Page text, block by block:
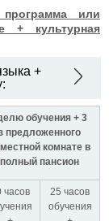
или
+ культурная
+
обучения + 3
предложенного
комнате в
пансион
часов
25 часов
обучения